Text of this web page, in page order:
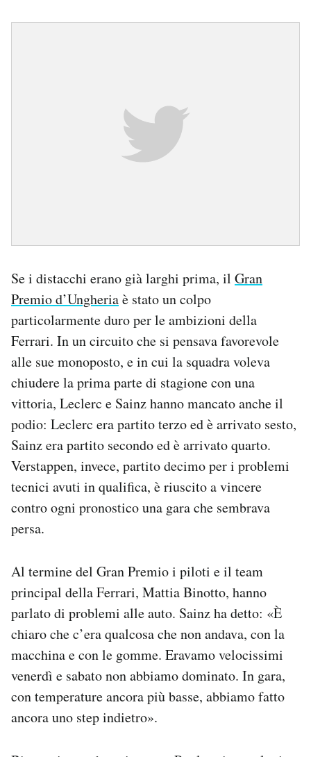
Se i distacchi erano già larghi prima, il Gran
Premio d’Ungheriaè stato un colpo
particolarmente duro per le ambizioni della
Ferrari. In un circuito che si pensava favorevole
alle sue monoposto, e in cui la squadra voleva
chiudere la prima parte di stagione con una
vittoria, Leclerc e Sainz hanno mancato anche il
podio: Leclerc era partito terzo ed è arrivato sesto,
Sainz era partito secondo ed è arrivato quarto.
Verstappen, invece, partito decimo per i problemi
tecnici avuti in qualifica, è riuscito a vincere
contro ogni pronostico una gara che sembrava
persa.
Al termine del Gran Premio i piloti e il team
principal della Ferrari, Mattia Binotto, hanno
parlato di problemi alle auto. Sainz ha detto: «È
chiaro che c’era qualcosa che non andava, con la
macchina e con le gomme. Eravamo velocissimi
venerdì e sabato non abbiamo dominato. In gara,
con temperature ancora più basse, abbiamo fatto
ancora uno step indietro».